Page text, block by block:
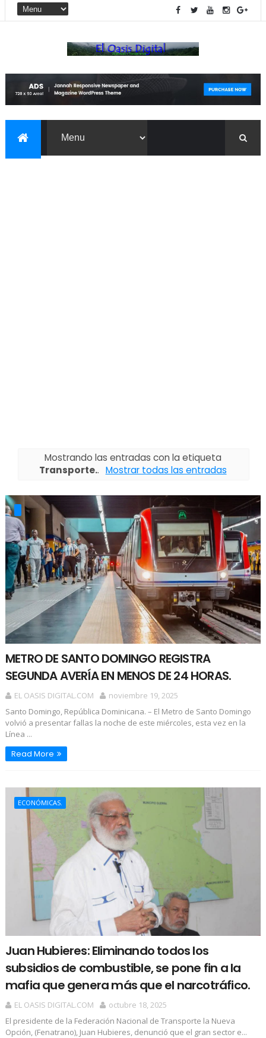
Mostrando las entradas con la etiqueta
Transporte.. Mostrar todas las entradas
METRO DE SANTO DOMINGO REGISTRA
SEGUNDA AVERÍA EN MENOS DE 24 HORAS.
EL OASIS DIGITAL.COM
noviembre 19, 2025
Santo Domingo, República Dominicana. – El Metro de Santo Domingo
volvió a presentar fallas la noche de este miércoles, esta vez en la
Línea ...
Read More
ECONÓMICAS.
Juan Hubieres: Eliminando todos los
subsidios de combustible, se pone fin a la
mafia que genera más que el narcotráfico.
EL OASIS DIGITAL.COM
octubre 18, 2025
El presidente de la Federación Nacional de Transporte la Nueva
Opción, (Fenatrano), Juan Hubieres, denunció que el gran sector e...